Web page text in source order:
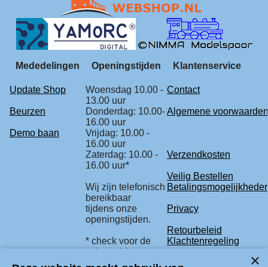
Mededelingen Openingstijden Klantenservice
Update Shop
Woensdag 10.00 -
13.00 uur
Contact
Beurzen
Donderdag: 10.00-
16.00 uur
Algemene voorwaarden
Demo baan
Vrijdag: 10.00 -
16.00 uur
Zaterdag: 10.00 -
16.00 uur*
Verzendkosten
Veilig Bestellen
Wij zijn telefonisch
bereikbaar
tijdens onze
openingstijden.
Privacy
Retourbeleid
* check voor de
zekerheid
Klachtenregeling
onze beurs